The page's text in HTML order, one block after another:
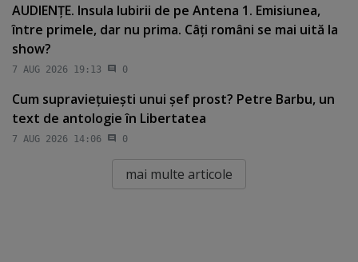
AUDIENŢE. Insula Iubirii de pe Antena 1. Emisiunea,
între primele, dar nu prima. Câţi români se mai uită la
show?
7 AUG 2026 19:13 0
Cum supravieţuieşti unui şef prost? Petre Barbu, un
text de antologie în Libertatea
7 AUG 2026 14:06 0
mai multe articole